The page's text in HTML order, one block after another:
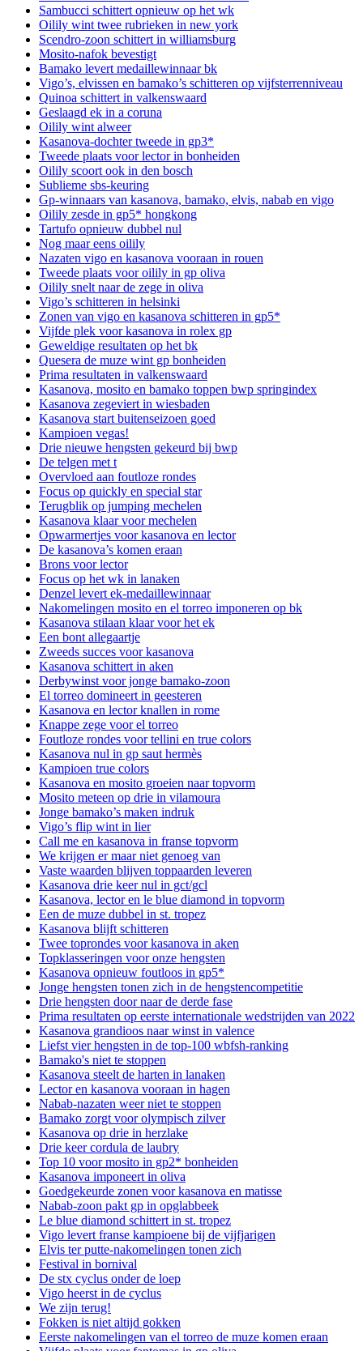
Sambucci schittert opnieuw op het wk
Oilily wint twee rubrieken in new york
Scendro-zoon schittert in williamsburg
Mosito-nafok bevestigt
Bamako levert medaillewinnaar bk
Vigo’s, elvissen en bamako’s schitteren op vijfsterrenniveau
Quinoa schittert in valkenswaard
Geslaagd ek in a coruna
Oilily wint alweer
Kasanova-dochter tweede in gp3*
Tweede plaats voor lector in bonheiden
Oilily scoort ook in den bosch
Sublieme sbs-keuring
Gp-winnaars van kasanova, bamako, elvis, nabab en vigo
Oilily zesde in gp5* hongkong
Tartufo opnieuw dubbel nul
Nog maar eens oilily
Nazaten vigo en kasanova vooraan in rouen
Tweede plaats voor oilily in gp oliva
Oilily snelt naar de zege in oliva
Vigo’s schitteren in helsinki
Zonen van vigo en kasanova schitteren in gp5*
Vijfde plek voor kasanova in rolex gp
Geweldige resultaten op het bk
Quesera de muze wint gp bonheiden
Prima resultaten in valkenswaard
Kasanova, mosito en bamako toppen bwp springindex
Kasanova zegeviert in wiesbaden
Kasanova start buitenseizoen goed
Kampioen vegas!
Drie nieuwe hengsten gekeurd bij bwp
De telgen met t
Overvloed aan foutloze rondes
Focus op quickly en special star
Terugblik op jumping mechelen
Kasanova klaar voor mechelen
Opwarmertjes voor kasanova en lector
De kasanova’s komen eraan
Brons voor lector
Focus op het wk in lanaken
Denzel levert ek-medaillewinnaar
Nakomelingen mosito en el torreo imponeren op bk
Kasanova stilaan klaar voor het ek
Een bont allegaartje
Zweeds succes voor kasanova
Kasanova schittert in aken
Derbywinst voor jonge bamako-zoon
El torreo domineert in geesteren
Kasanova en lector knallen in rome
Knappe zege voor el torreo
Foutloze rondes voor tellini en true colors
Kasanova nul in gp saut hermès
Kampioen true colors
Kasanova en mosito groeien naar topvorm
Mosito meteen op drie in vilamoura
Jonge bamako’s maken indruk
Vigo’s flip wint in lier
Call me en kasanova in franse topvorm
We krijgen er maar niet genoeg van
Vaste waarden blijven toppaarden leveren
Kasanova drie keer nul in gct/gcl
Kasanova, lector en le blue diamond in topvorm
Een de muze dubbel in st. tropez
Kasanova blijft schitteren
Twee toprondes voor kasanova in aken
Topklasseringen voor onze hengsten
Kasanova opnieuw foutloos in gp5*
Jonge hengsten tonen zich in de hengstencompetitie
Drie hengsten door naar de derde fase
Prima resultaten op eerste internationale wedstrijden van 2022
Kasanova grandioos naar winst in valence
Liefst vier hengsten in de top-100 wbfsh-ranking
Bamako's niet te stoppen
Kasanova steelt de harten in lanaken
Lector en kasanova vooraan in hagen
Nabab-nazaten weer niet te stoppen
Bamako zorgt voor olympisch zilver
Kasanova op drie in herzlake
Drie keer cordula de laubry
Top 10 voor mosito in gp2* bonheiden
Kasanova imponeert in oliva
Goedgekeurde zonen voor kasanova en matisse
Nabab-zoon pakt gp in opglabbeek
Le blue diamond schittert in st. tropez
Vigo levert franse kampioene bij de vijfjarigen
Elvis ter putte-nakomelingen tonen zich
Festival in bornival
De stx cyclus onder de loep
Vigo heerst in de cyclus
We zijn terug!
Fokken is niet altijd gokken
Eerste nakomelingen van el torreo de muze komen eraan